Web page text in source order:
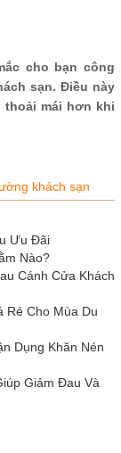
cho bạn công
sạn. Điều này
thoải mái hơn khi
khách sạn
Ưu Đãi
Nào?
Cánh Cửa Khách
Rẻ Cho Mùa Du
Dụng Khăn Nén
Giảm Đau Và